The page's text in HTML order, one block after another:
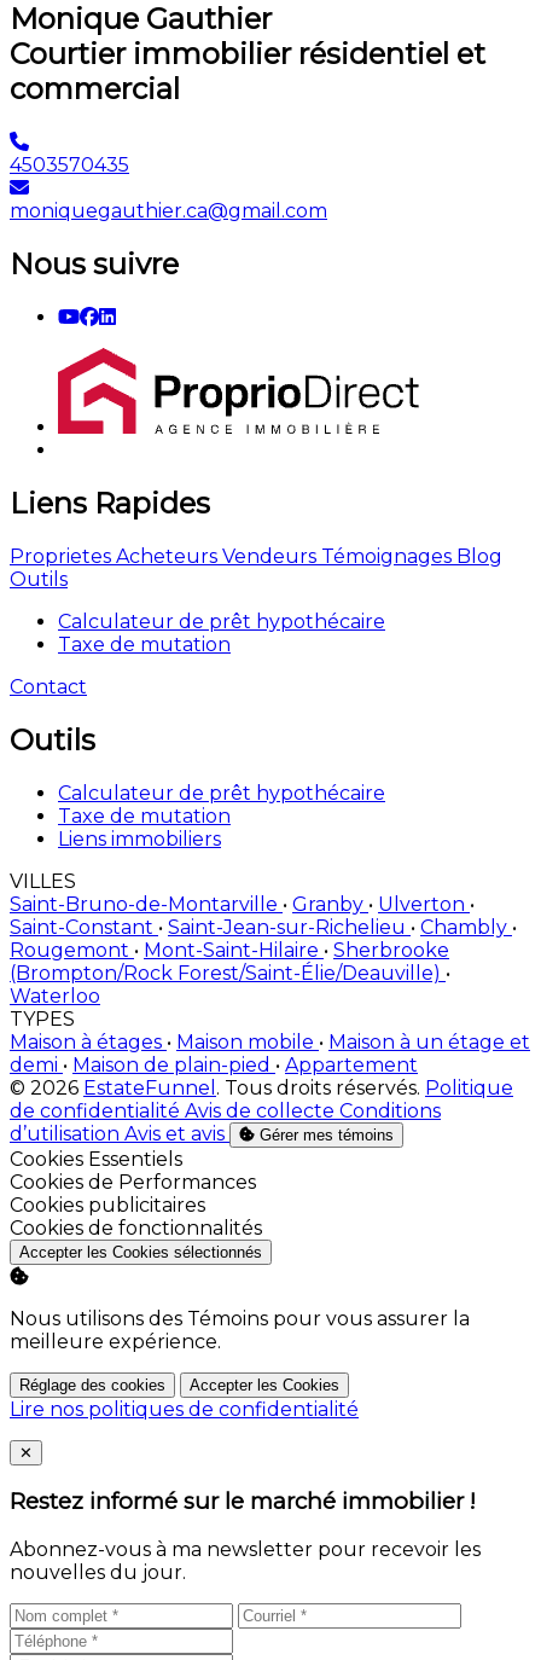
Monique Gauthier
Courtier immobilier résidentiel et
commercial
4503570435
moniquegauthier.ca@gmail.com
Nous suivre
Liens Rapides
Proprietes Acheteurs Vendeurs Témoignages Blog
Outils
Calculateur de prêt hypothécaire
Taxe de mutation
Contact
Outils
Calculateur de prêt hypothécaire
Taxe de mutation
Liens immobiliers
VILLES
Saint-Bruno-de-Montarville • Granby • Ulverton •
Saint-Constant • Saint-Jean-sur-Richelieu • Chambly •
Rougemont • Mont-Saint-Hilaire • Sherbrooke
(Brompton/Rock Forest/Saint-Élie/Deauville) •
Waterloo
TYPES
Maison à étages • Maison mobile • Maison à un étage et
demi • Maison de plain-pied • Appartement
© 2026 EstateFunnel . Tous droits réservés. Politique
de confidentialité Avis de collecte Conditions
d’utilisation Avis et avis Gérer mes témoins
Activer
Cookies Essentiels
Activer
Cookies de Performances
Activer
Cookies publicitaires
Activer
Cookies de fonctionnalités
Accepter les Cookies sélectionnés
Nous utilisons des Témoins pour vous assurer la
meilleure expérience.
Réglage des cookies Accepter les Cookies
Lire nos politiques de confidentialité
Close
✕
Restez informé sur le marché immobilier !
Abonnez-vous à ma newsletter pour recevoir les
nouvelles du jour.